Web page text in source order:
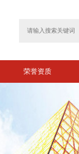
荣誉资质